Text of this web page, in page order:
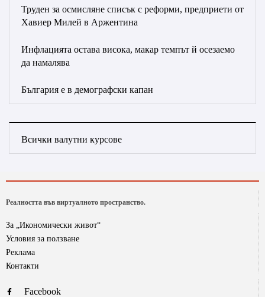
Труден за осмисляне списък с реформи, предприети от
Хавиер Милей в Аржентина
Инфлацията остава висока, макар темпът й осезаемо
да намалява
България е в демографски капан
Всички валутни курсове
Реалността във виртуалното пространство.
За „Икономически живот“
Условия за ползване
Реклама
Контакти
Facebook